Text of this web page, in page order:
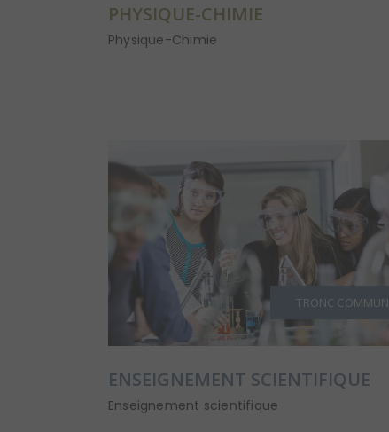
PHYSIQUE-CHIMIE
Physique-Chimie
TRONC COMMUN
ENSEIGNEMENT SCIENTIFIQUE
Enseignement scientifique